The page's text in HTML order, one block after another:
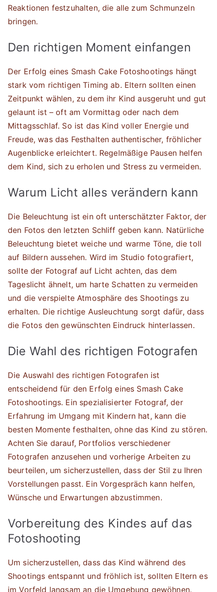
Reaktionen festzuhalten, die alle zum Schmunzeln
bringen.
Den richtigen Moment einfangen
Der Erfolg eines Smash Cake Fotoshootings hängt
stark vom richtigen Timing ab. Eltern sollten einen
Zeitpunkt wählen, zu dem ihr Kind ausgeruht und gut
gelaunt ist – oft am Vormittag oder nach dem
Mittagsschlaf. So ist das Kind voller Energie und
Freude, was das Festhalten authentischer, fröhlicher
Augenblicke erleichtert. Regelmäßige Pausen helfen
dem Kind, sich zu erholen und Stress zu vermeiden.
Warum Licht alles verändern kann
Die Beleuchtung ist ein oft unterschätzter Faktor, der
den Fotos den letzten Schliff geben kann. Natürliche
Beleuchtung bietet weiche und warme Töne, die toll
auf Bildern aussehen. Wird im Studio fotografiert,
sollte der Fotograf auf Licht achten, das dem
Tageslicht ähnelt, um harte Schatten zu vermeiden
und die verspielte Atmosphäre des Shootings zu
erhalten. Die richtige Ausleuchtung sorgt dafür, dass
die Fotos den gewünschten Eindruck hinterlassen.
Die Wahl des richtigen Fotografen
Die Auswahl des richtigen Fotografen ist
entscheidend für den Erfolg eines Smash Cake
Fotoshootings. Ein spezialisierter Fotograf, der
Erfahrung im Umgang mit Kindern hat, kann die
besten Momente festhalten, ohne das Kind zu stören.
Achten Sie darauf, Portfolios verschiedener
Fotografen anzusehen und vorherige Arbeiten zu
beurteilen, um sicherzustellen, dass der Stil zu Ihren
Vorstellungen passt. Ein Vorgespräch kann helfen,
Wünsche und Erwartungen abzustimmen.
Vorbereitung des Kindes auf das
Fotoshooting
Um sicherzustellen, dass das Kind während des
Shootings entspannt und fröhlich ist, sollten Eltern es
im Vorfeld langsam an die Umgebung gewöhnen.